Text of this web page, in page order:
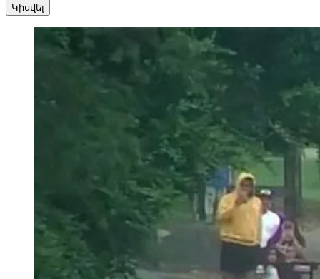
Կիսվել